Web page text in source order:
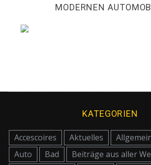
MODERNEN
KATEGORIEN
Accescoires Aktuelles
Auto
Bad
Beiträge aus aller